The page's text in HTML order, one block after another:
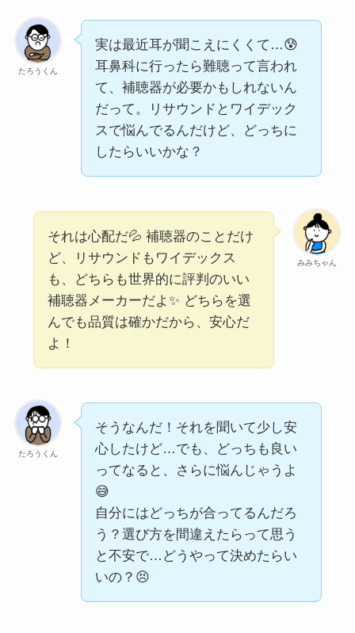
たろうくん
実は最近耳が聞こえにくくて…😰
耳鼻科に行ったら難聴って言われ
て、補聴器が必要かもしれないん
だって。リサウンドとワイデック
スで悩んでるんだけど、どっちに
したらいいかな？
みみちゃん
それは心配だ💦 補聴器のことだけ
ど、リサウンドもワイデックス
も、どちらも世界的に評判のいい
補聴器メーカーだよ✨ どちらを選
んでも品質は確かだから、安心だ
よ！
たろうくん
そうなんだ！それを聞いて少し安
心したけど…でも、どっちも良い
ってなると、さらに悩んじゃうよ
😅
自分にはどっちが合ってるんだろ
う？選び方を間違えたらって思う
と不安で…どうやって決めたらい
いの？😣